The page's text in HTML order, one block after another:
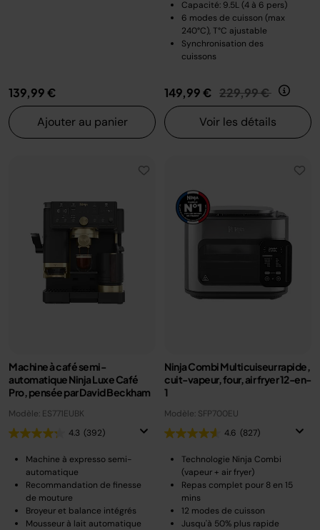
139,99 €
Ajouter au panier
Capacité: 9.5L (4 à 6 pers)
6 modes de cuisson (max
240°C), T°C ajustable
Synchronisation des
cuissons
149,99 € Prix réduit de
229,99 € au
Voir les détails
Machine à café semi-
automatique Ninja Luxe Café
Pro, pensée par David Beckham
Modèle: ES771EUBK
4.3 (392)
Machine à expresso semi-
automatique
Recommandation de finesse
de mouture
Broyeur et balance intégrés
Mousseur à lait automatique
Ninja Combi Multicuiseur rapide,
cuit-vapeur, four, air fryer 12-en-
1
Modèle: SFP700EU
4.6 (827)
Technologie Ninja Combi
(vapeur + air fryer)
Repas complet pour 8 en 15
mins
12 modes de cuisson
Jusqu'à 50% plus rapide